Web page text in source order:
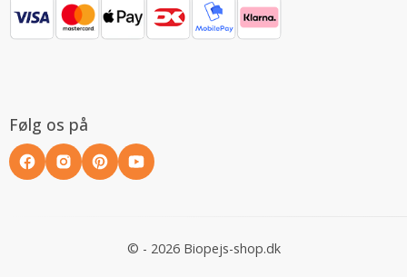
Følg os på
© - 2026 Biopejs-shop.dk